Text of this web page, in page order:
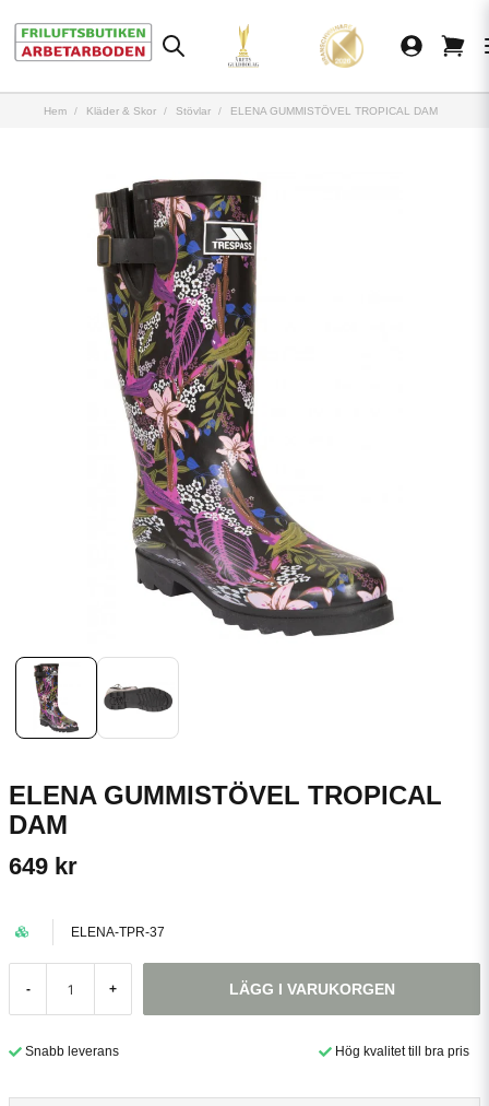
Hem Kläder & Skor Stövlar ELENA GUMMISTÖVEL TROPICAL DAM
ELENA GUMMISTÖVEL TROPICAL
DAM
649 kr
ELENA-TPR-37
- + LÄGG I VARUKORGEN
Snabb leverans Hög kvalitet till bra pris